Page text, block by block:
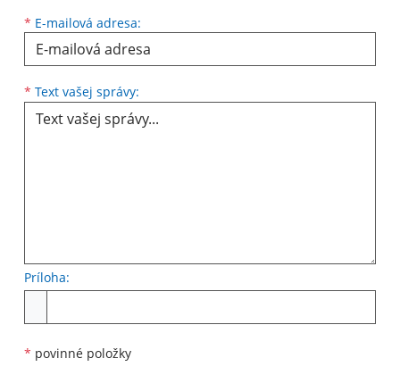
* E-mailová adresa:
* Text vašej správy:
Príloha:
* povinné položky